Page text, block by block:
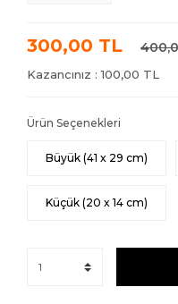
300,00 TL
Kazancınız : 100,00 TL
Ürün Seçenekleri
Büyük (41 x 29 cm)
Küçük (20 x 14 cm)